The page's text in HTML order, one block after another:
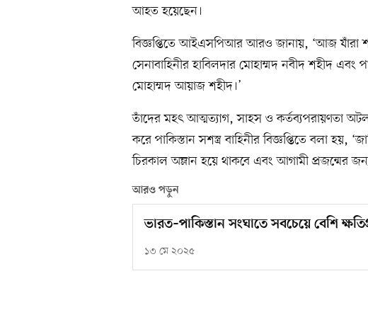
আহত হয়েছেন।
বিজ্ঞপ্তিতে আইএসপিআর আরও জানায়, ‘আজ যাঁরা
সেনাবাহিনীর হাবিলদার মোহাম্মদ নবীদ শহীদ এবং
মোহাম্মদ আয়াজ শহীদ।’
তাঁদের মহৎ আত্মত্যাগ, সাহস ও কর্তব্যপরায়ণতা অটল
করে পাকিস্তান সশস্ত্র বাহিনীর বিজ্ঞপ্তিতে বলা হয়,
চিরকাল অম্লান হয়ে থাকবে এবং আগামী প্রজন্মের
আরও পড়ুন
ভারত–পাকিস্তান সংঘাতে সবচেয়ে বেশি
১৩ মে ২০২৫